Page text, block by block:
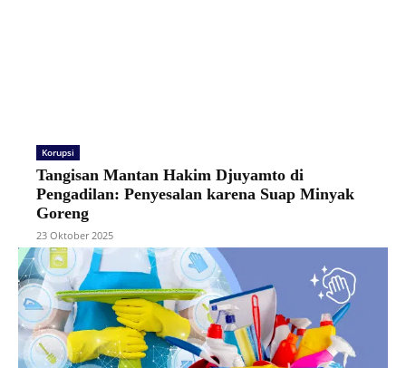
Korupsi
Tangisan Mantan Hakim Djuyamto di
Pengadilan: Penyesalan karena Suap Minyak
Goreng
23 Oktober 2025